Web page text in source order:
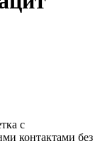
с
контактами без